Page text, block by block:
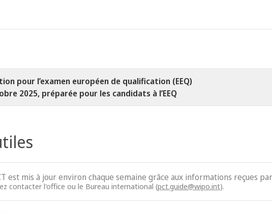
pour l’examen européen de qualification (EEQ)
2025, préparée pour les candidats à l’EEQ
est mis à jour environ chaque semaine grâce aux informations reçues
contacter l'office ou le Bureau international (pct.guide@wipo.int).